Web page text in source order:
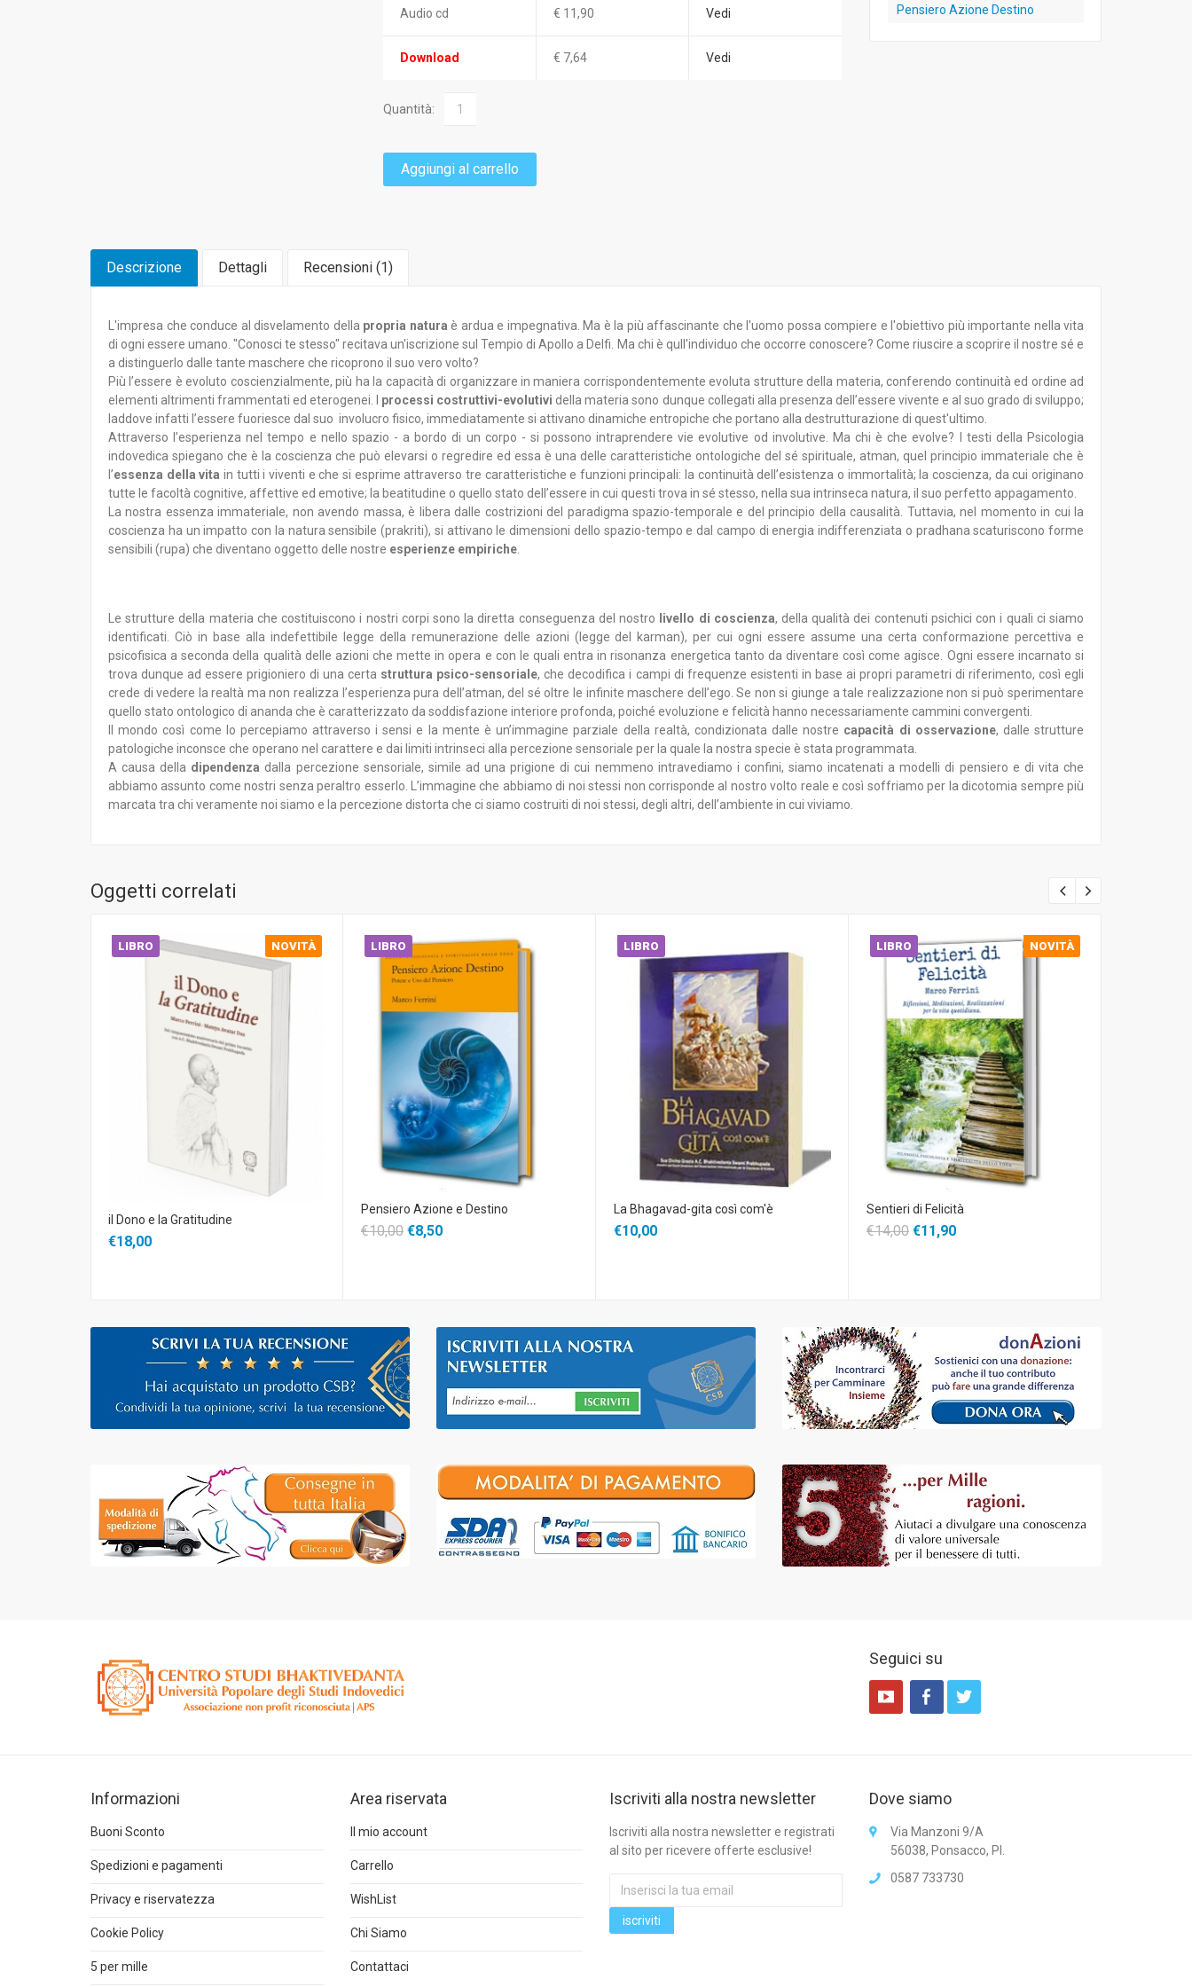
Audio cd € 11,90 Vedi
Download € 7,64 Vedi
Quantità:
Aggiungi al carrello
Pensiero Azione Destino
Descrizione Dettagli Recensioni (1)
L'impresa che conduce al disvelamento della propria natura è ardua e impegnativa. Ma è la più affascinante che l'uomo possa compiere e l'obiettivo più importante nella vita
di ogni essere umano. "Conosci te stesso" recitava un'iscrizione sul Tempio di Apollo a Delfi. Ma chi è qull'individuo che occorre conoscere? Come riuscire a scoprire il nostre sé e
a distinguerlo dalle tante maschere che ricoprono il suo vero volto?
Più l’essere è evoluto coscienzialmente, più ha la capacità di organizzare in maniera corrispondentemente evoluta strutture della materia, conferendo continuità ed ordine ad
elementi altrimenti frammentati ed eterogenei. I processi costruttivi-evolutivi della materia sono dunque collegati alla presenza dell’essere vivente e al suo grado di sviluppo;
laddove infatti l’essere fuoriesce dal suo involucro fisico, immediatamente si attivano dinamiche entropiche che portano alla destrutturazione di quest'ultimo.
Attraverso l’esperienza nel tempo e nello spazio - a bordo di un corpo - si possono intraprendere vie evolutive od involutive. Ma chi è che evolve? I testi della Psicologia
indovedica spiegano che è la coscienza che può elevarsi o regredire ed essa è una delle caratteristiche ontologiche del sé spirituale, atman, quel principio immateriale che è
l’essenza della vita in tutti i viventi e che si esprime attraverso tre caratteristiche e funzioni principali: la continuità dell’esistenza o immortalità; la coscienza, da cui originano
tutte le facoltà cognitive, affettive ed emotive; la beatitudine o quello stato dell’essere in cui questi trova in sé stesso, nella sua intrinseca natura, il suo perfetto appagamento.
La nostra essenza immateriale, non avendo massa, è libera dalle costrizioni del paradigma spazio-temporale e del principio della causalità. Tuttavia, nel momento in cui la
coscienza ha un impatto con la natura sensibile (prakriti), si attivano le dimensioni dello spazio-tempo e dal campo di energia indifferenziata o pradhana scaturiscono forme
sensibili (rupa) che diventano oggetto delle nostre esperienze empiriche
Le strutture della materia che costituiscono i nostri corpi sono la diretta conseguenza del nostro livello di coscienza, della qualità dei contenuti psichici con i quali ci siamo
identificati. Ciò in base alla indefettibile legge della remunerazione delle azioni (legge del karman), per cui ogni essere assume una certa conformazione percettiva e
psicofisica a seconda della qualità delle azioni che mette in opera e con le quali entra in risonanza energetica tanto da diventare così come agisce. Ogni essere incarnato si
trova dunque ad essere prigioniero di una certa struttura psico-sensoriale, che decodifica i campi di frequenze esistenti in base ai propri parametri di riferimento, così egli
crede di vedere la realtà ma non realizza l’esperienza pura dell’atman, del sé oltre le infinite maschere dell’ego. Se non si giunge a tale realizzazione non si può sperimentare
quello stato ontologico di ananda che è caratterizzato da soddisfazione interiore profonda, poiché evoluzione e felicità hanno necessariamente cammini convergenti.
Il mondo così come lo percepiamo attraverso i sensi e la mente è un’immagine parziale della realtà, condizionata dalle nostre capacità di osservazione, dalle strutture
patologiche inconsce che operano nel carattere e dai limiti intrinseci alla percezione sensoriale per la quale la nostra specie è stata programmata.
A causa della dipendenza dalla percezione sensoriale, simile ad una prigione di cui nemmeno intravediamo i confini, siamo incatenati a modelli di pensiero e di vita che
abbiamo assunto come nostri senza peraltro esserlo. L’immagine che abbiamo di noi stessi non corrisponde al nostro volto reale e così soffriamo per la dicotomia sempre più
marcata tra chi veramente noi siamo e la percezione distorta che ci siamo costruiti di noi stessi, degli altri, dell’ambiente in cui viviamo.
Oggetti correlati
LIBRO NOVITÀ
il Dono e la Gratitudine
€18,00
LIBRO
Pensiero Azione e Destino
€10,00 €8,50
LIBRO
La Bhagavad-gita così com'è
€10,00
LIBRO NOVITÀ
Sentieri di Felicità
€14,00 €11,90
Seguici su
Informazioni
Buoni Sconto
Spedizioni e pagamenti
Privacy e riservatezza
Cookie Policy
5 per mille
Area riservata
Il mio account
Carrello
WishList
Chi Siamo
Contattaci
Iscriviti alla nostra newsletter
Iscriviti alla nostra newsletter e registrati
al sito per ricevere offerte esclusive!
Dove siamo
Via Manzoni 9/A
56038, Ponsacco, PI.
0587 733730